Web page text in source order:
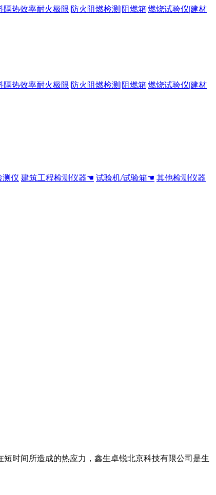
测仪 建筑工程检测仪器☚ 试验机/试验箱☚ 其他检测仪器
时间所造成的热应力，鑫生卓锐北京科技有限公司是生